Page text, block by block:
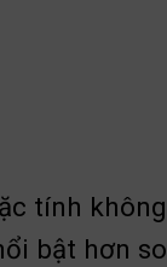
tính
bật hơn